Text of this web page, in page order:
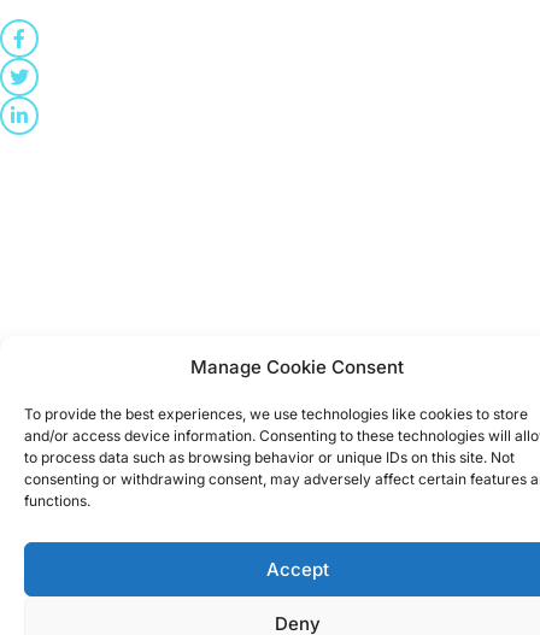
Manage Cookie Consent
To provide the best experiences, we use technologies like cookies to store
and/or access device information. Consenting to these technologies will
to process data such as browsing behavior or unique IDs on this site. Not
consenting or withdrawing consent, may adversely affect certain features
functions.
Accept
Deny